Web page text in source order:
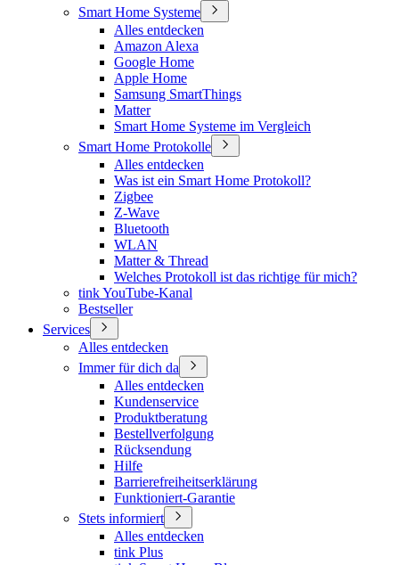
Smart Home Systeme
Alles entdecken
Amazon Alexa
Google Home
Apple Home
Samsung SmartThings
Matter
Smart Home Systeme im Vergleich
Smart Home Protokolle
Alles entdecken
Was ist ein Smart Home Protokoll?
Zigbee
Z-Wave
Bluetooth
WLAN
Matter & Thread
Welches Protokoll ist das richtige für mich?
tink YouTube-Kanal
Bestseller
Services
Alles entdecken
Immer für dich da
Alles entdecken
Kundenservice
Produktberatung
Bestellverfolgung
Rücksendung
Hilfe
Barrierefreiheitserklärung
Funktioniert-Garantie
Stets informiert
Alles entdecken
tink Plus